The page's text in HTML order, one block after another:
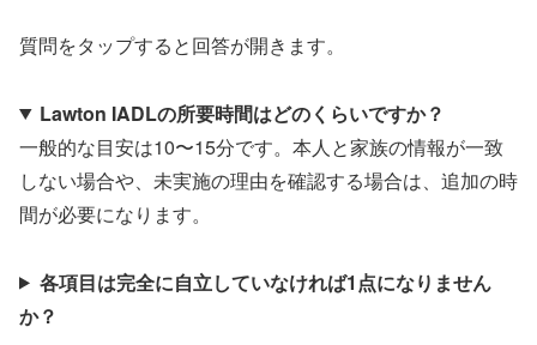
質問をタップすると回答が開きます。
Lawton IADLの所要時間はどのくらいですか？
一般的な目安は10〜15分です。本人と家族の情報が一致
しない場合や、未実施の理由を確認する場合は、追加の時
間が必要になります。
各項目は完全に自立していなければ1点になりません
か？